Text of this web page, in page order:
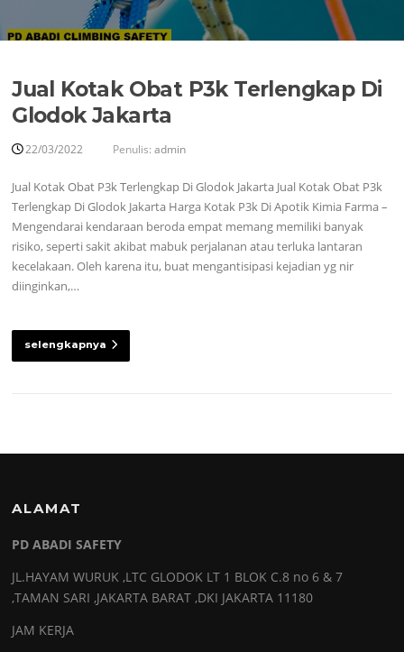
Jual Kotak Obat P3k Terlengkap Di
Glodok Jakarta
22/03/2022 Penulis:admin
Jual Kotak Obat P3k Terlengkap Di Glodok Jakarta Jual Kotak Obat P3k
Terlengkap Di Glodok Jakarta Harga Kotak P3k Di Apotik Kimia Farma –
Mengendarai kendaraan beroda empat memang memiliki banyak
risiko, seperti sakit akibat mabuk perjalanan atau terluka lantaran
kecelakaan. Oleh karena itu, buat mengantisipasi kejadian yg nir
diinginkan,…
selengkapnya
ALAMAT
PD ABADI SAFETY
JL.HAYAM WURUK ,LTC GLODOK LT 1 BLOK C.8 no 6 & 7
,TAMAN SARI ,JAKARTA BARAT ,DKI JAKARTA 11180
JAM KERJA